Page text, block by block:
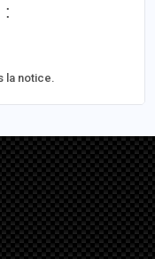
:
la notice.